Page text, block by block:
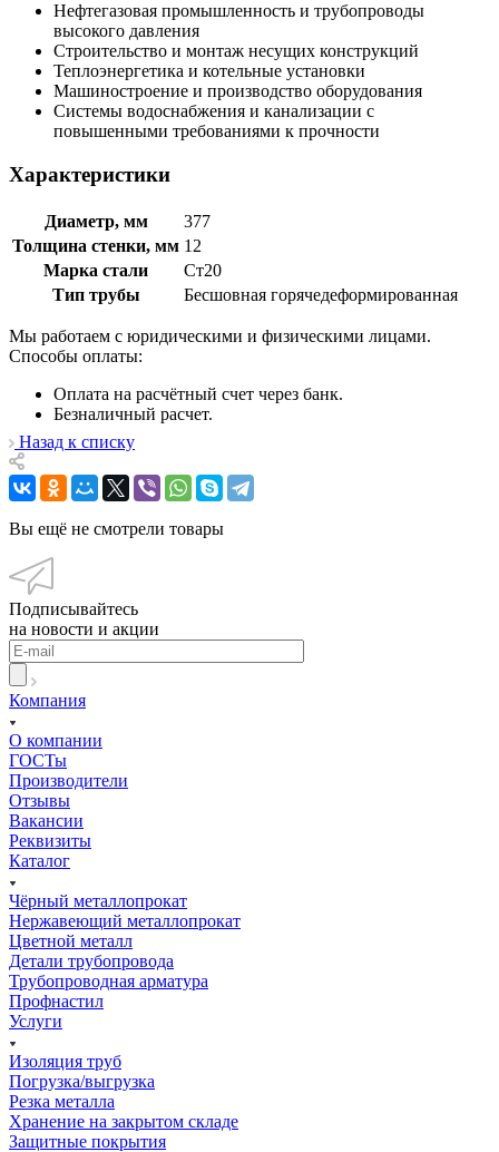
Нефтегазовая промышленность и трубопроводы
высокого давления
Строительство и монтаж несущих конструкций
Теплоэнергетика и котельные установки
Машиностроение и производство оборудования
Системы водоснабжения и канализации с
повышенными требованиями к прочности
Характеристики
Диаметр, мм
377
Толщина стенки, мм 12
Марка стали
Ст20
Тип трубы
Бесшовная горячедеформированная
Мы работаем с юридическими и физическими лицами.
Способы оплаты:
Оплата на расчётный счет через банк.
Безналичный расчет.
Назад к списку
Вы ещё не смотрели товары
Подписывайтесь
на новости и акции
Компания
О компании
ГОСТы
Производители
Отзывы
Вакансии
Реквизиты
Каталог
Чёрный металлопрокат
Нержавеющий металлопрокат
Цветной металл
Детали трубопровода
Трубопроводная арматура
Профнастил
Услуги
Изоляция труб
Погрузка/выгрузка
Резка металла
Хранение на закрытом складе
Защитные покрытия